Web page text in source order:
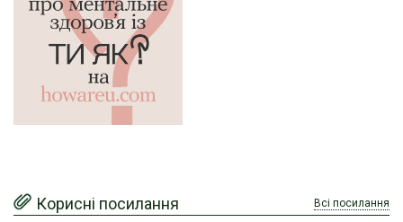
Корисні посилання Всі посилання